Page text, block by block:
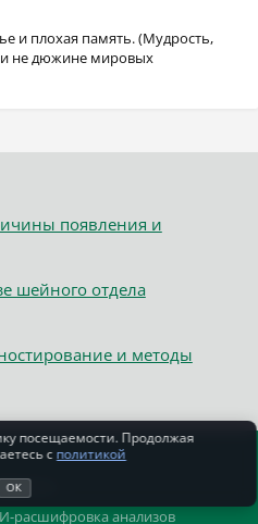
и плохая память. (Мудрость,
не дюжине мировых
появления и
шейного отдела
и методы
расшифровка анализов
посещаемости. Продолжая
с политикой
ОК